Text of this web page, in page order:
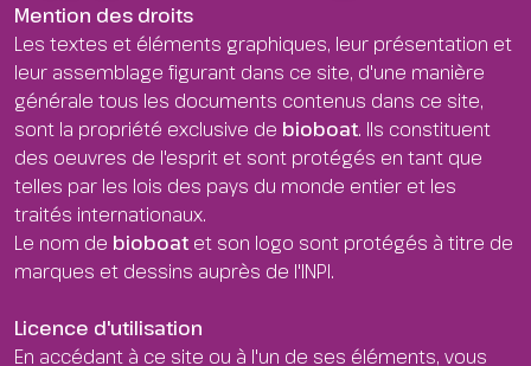
Mention des droits
Les textes et éléments graphiques, leur présentation et
leur assemblage figurant dans ce site, d'une manière
générale tous les documents contenus dans ce site,
sont la propriété exclusive de bioboat. Ils constituent
des oeuvres de l'esprit et sont protégés en tant que
telles par les lois des pays du monde entier et les
traités internationaux.
Le nom de bioboat et son logo sont protégés à titre de
marques et dessins auprès de l'INPI.
Licence d'utilisation
En accédant à ce site ou à l'un de ses éléments, vous